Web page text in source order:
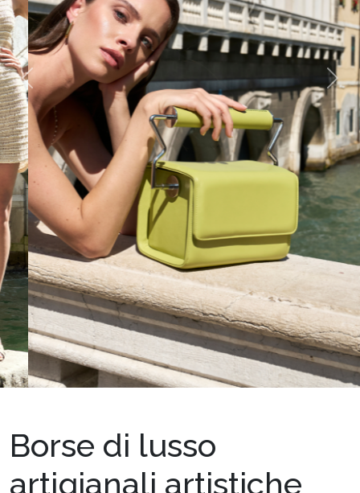
Previous Next
Borse di lusso
artigianali artistiche